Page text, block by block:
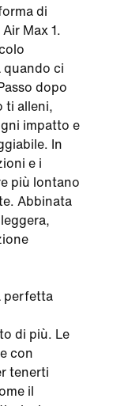
di
Max 1.
quando ci
dopo
ti alleni,
impatto e
In
e i
più lontano
Abbinata
perfetta
di più. Le
con
tenerti
il